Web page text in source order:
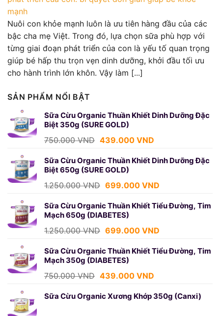
mạnh
Nuôi con khỏe mạnh luôn là ưu tiên hàng đầu của các
bậc cha mẹ Việt. Trong đó, lựa chọn sữa phù hợp với
từng giai đoạn phát triển của con là yếu tố quan trọng
giúp bé hấp thu trọn vẹn dinh dưỡng, khởi đầu tối ưu
cho hành trình lớn khôn. Vậy làm [...]
SẢN PHẨM NỔI BẬT
Sữa Cừu Organic Thuần Khiết Dinh Dưỡng Đặc
Biệt 350g (SURE GOLD)
750.000VND Giá
là:
750.000 VND.
439.000 VNDGiá
tại
439.000 VND.
Sữa Cừu Organic Thuần Khiết Dinh Dưỡng Đặc
Biệt 650g (SURE GOLD)
1.250.000VND Giá
là:
1.250.000 VND.
699.000 VNDGiá
tại
Sữa Cừu Organic Thuần Khiết Tiểu Đường, Tim
Mạch 650g (DIABETES)
1.250.000VND Giá
là:
1.250.000 VND.
699.000 VNDGiá
tại
Sữa Cừu Organic Thuần Khiết Tiểu Đường, Tim
Mạch 350g (DIABETES)
750.000VND Giá
là:
439.000 VNDGiá
tại
Sữa Cừu Organic Xương Khớp 350g (Canxi)